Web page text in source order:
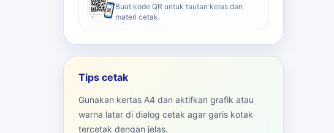
Buat kode QR untuk tautan kelas dan
materi cetak.
Tips cetak
Gunakan kertas A4 dan aktifkan grafik atau
warna latar di dialog cetak agar garis kotak
tercetak dengan jelas.